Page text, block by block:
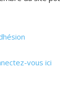
vous ici